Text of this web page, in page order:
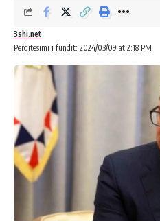
Përditësimi i fundit: 2024/03/09 at 2:18 PM
3shi.net